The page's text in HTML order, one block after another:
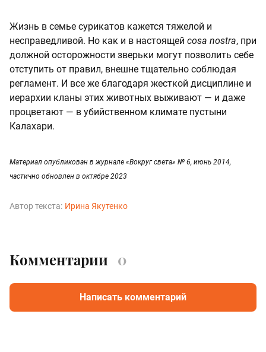
Жизнь в семье сурикатов кажется тяжелой и
несправедливой. Но как и в настоящей cosa nostra, при
должной осторожности зверьки могут позволить себе
отступить от правил, внешне тщательно соблюдая
регламент. И все же благодаря жесткой дисциплине и
иерархии кланы этих животных выживают — и даже
процветают — в убийственном климате пустыни
Калахари.
Материал опубликован в журнале «Вокруг света» № 6, июнь 2014,
частично обновлен в октябре 2023
Автор текста: Ирина Якутенко
Комментарии 0
Написать комментарий